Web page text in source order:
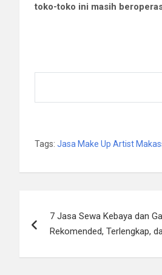
toko-toko ini masih
Tags: Jasa Make Up Artist
navigation
7 Jasa Sewa Kebaya dan
Rekomended, Terlengkap,